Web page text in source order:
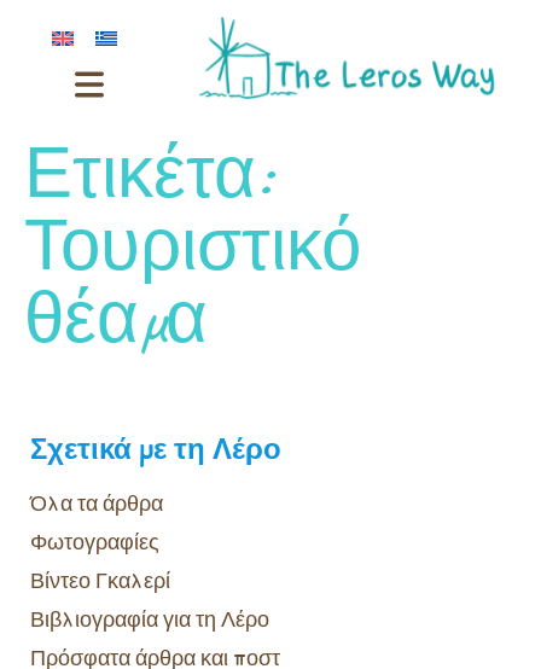
Ετικέτα:
Τουριστικό
θέαμα
Σχετικά με τη Λέρο
Όλα τα άρθρα
Φωτογραφίες
Βίντεο Γκαλερί
Βιβλιογραφία για τη Λέρο
Πρόσφατα άρθρα και ποστ